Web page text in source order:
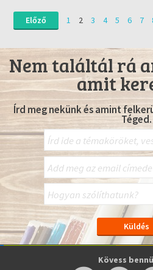
Előző 1 2 3 4 5 6 7
Nem találtál rá
amit
Írd meg nekünk és amint
Téged.
Kövess